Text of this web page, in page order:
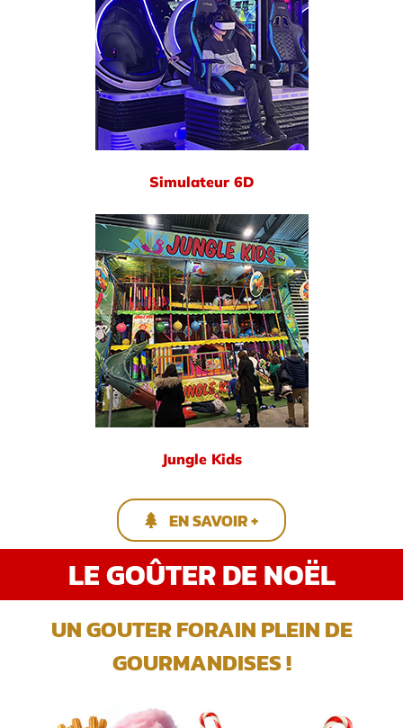
Simulateur 6D
Jungle Kids
EN SAVOIR +
LE GOÛTER DE NOËL
UN GOUTER FORAIN PLEIN DE
GOURMANDISES !